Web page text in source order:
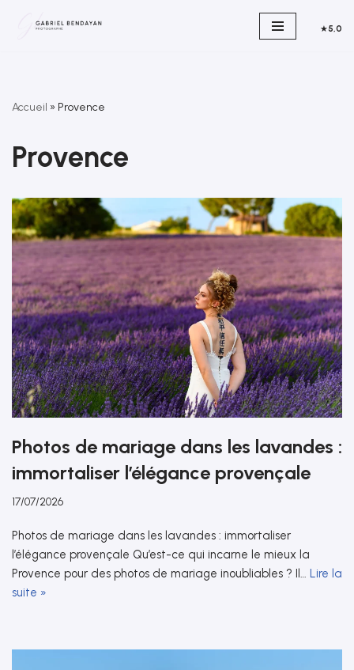
★5,0
Accueil » Provence
Provence
Photos de mariage dans les lavandes :
immortaliser l’élégance provençale
17/07/2026
Photos de mariage dans les lavandes : immortaliser
l’élégance provençale Qu’est-ce qui incarne le mieux la
Provence pour des photos de mariage inoubliables ? Il… Lire la
suite »